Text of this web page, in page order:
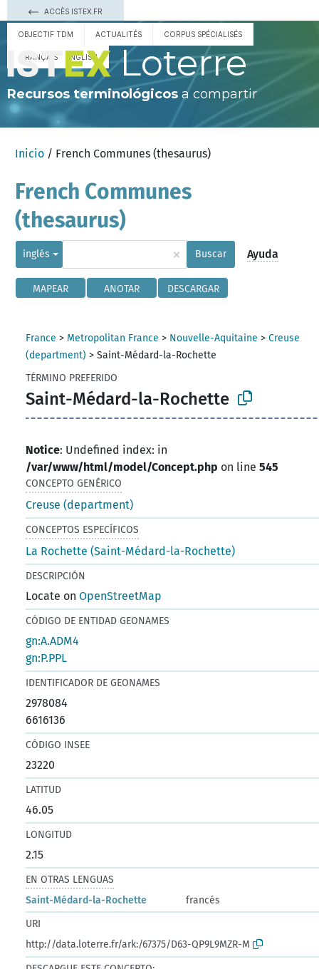
ACCÈS ISTEX.FR
OBJECTIF TDM ACTUALITÉS CORPUS SPÉCIALISÉS
FRANÇAIS ENGLISH Loterre
Recursos terminológicos a compartir
Inicio / French Communes (thesaurus)
French Communes
(thesaurus)
inglés × Buscar Ayuda
MAPEAR ANOTAR DESCARGAR
France > Metropolitan France > Nouvelle-Aquitaine >Creuse
(department) >Saint-Médard-la-Rochette
TÉRMINO PREFERIDO
Saint-Médard-la-Rochette
Notice: Undefined index: in
/var/www/html/model/Concept.php on line545
CONCEPTO GENÉRICO
Creuse (department)
CONCEPTOS ESPECÍFICOS
La Rochette (Saint-Médard-la-Rochette)
DESCRIPCIÓN
Locate onOpenStreetMap
CÓDIGO DE ENTIDAD GEONAMES
gn:A.ADM4
gn:P.PPL
IDENTIFICADOR DE GEONAMES
2978084
6616136
CÓDIGO INSEE
23220
LATITUD
46.05
LONGITUD
2.15
EN OTRAS LENGUAS
Saint-Médard-la-Rochette
francés
URI
http://data.loterre.fr/ark:/67375/D63-QP9L9MZR-M